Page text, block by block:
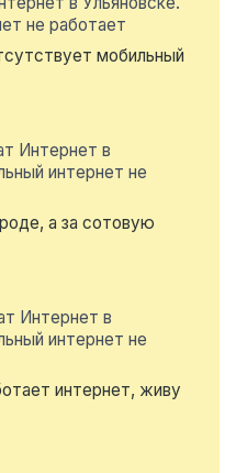
не работает
мобильный
Интернет в
интернет не
а за сотовую
Интернет в
интернет не
интернет, живу